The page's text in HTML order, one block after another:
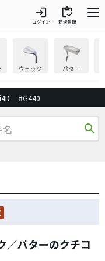
login
ログイン
inventory
新規登録
ウェッジ パター
#G440
search
／パターのクチコ